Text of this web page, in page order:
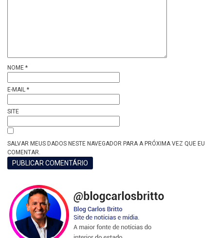
NOME *
E-MAIL *
SITE
SALVAR MEUS DADOS NESTE NAVEGADOR PARA A PRÓXIMA VEZ QUE EU
COMENTAR.